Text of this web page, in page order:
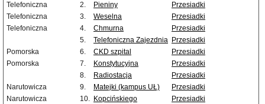
Telefoniczna
2. Pieniny
Przesiadki
Telefoniczna
3. Weselna
Przesiadki
Telefoniczna
4. Chmurna
Przesiadki
5.
Telefoniczna Zajezdnia Przesiadki
Pomorska
6. CKD szpital
Przesiadki
Pomorska
7. Konstytucyjna
Przesiadki
8.
Radiostacja
Przesiadki
Narutowicza
9. Matejki (kampus UŁ)
Przesiadki
Narutowicza
10. Kopcińskiego
Przesiadki